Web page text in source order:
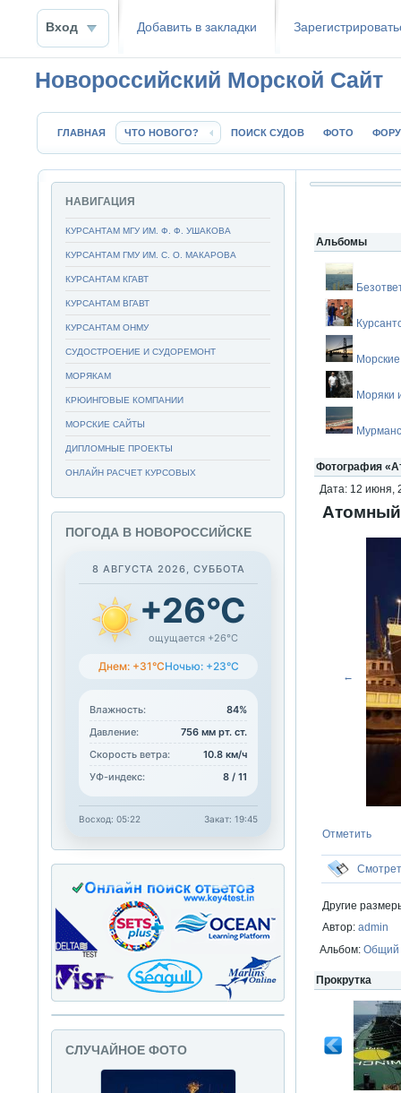
Вход Добавить в закладки
Новороссийский Морской Сайт
ГЛАВНАЯ ЧТО НОВОГО? ПОИСК СУДОВ ФОТО
Альбомы
Моряки
Фотография
Дата: 12 июня,
←
Отметить
Другие
Автор:admin
Альбом:Общий
Прокрутка
НАВИГАЦИЯ
КУРСАНТАМ МГУ ИМ. Ф. Ф. УШАКОВА
КУРСАНТАМ ГМУ ИМ. С. О. МАКАРОВА
КУРСАНТАМ КГАВТ
КУРСАНТАМ ВГАВТ
КУРСАНТАМ ОНМУ
СУДОСТРОЕНИЕ И СУДОРЕМОНТ
МОРЯКАМ
КРЮИНГОВЫЕ КОМПАНИИ
МОРСКИЕ САЙТЫ
ДИПЛОМНЫЕ ПРОЕКТЫ
ОНЛАЙН РАСЧЕТ КУРСОВЫХ
ПОГОДА В НОВОРОССИЙСКЕ
8 АВГУСТА 2026, СУББОТА
+26°C
ощущается +26°C
Днем: +31°CНочью: +23°C
Влажность:
84%
Давление:
756 мм рт. ст.
Скорость ветра:
10.8 км/ч
УФ-индекс:
8 / 11
Восход: 05:22 Закат: 19:45
СЛУЧАЙНОЕ ФОТО